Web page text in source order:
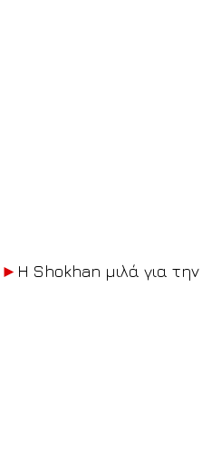
► Η Shokhan μιλά για